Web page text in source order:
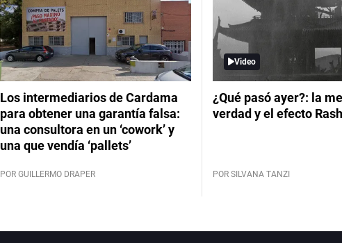
Los intermediarios de Cardama
para obtener una garantía falsa:
una consultora en un ‘cowork’ y
una que vendía ‘pallets’
POR GUILLERMO DRAPER
Video
¿Qué pasó ayer?: la
verdad y el efecto
POR SILVANA TANZI